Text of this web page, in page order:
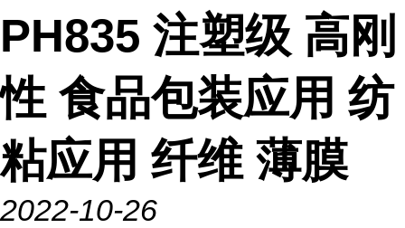
PH835 注塑级 高刚
性 食品包装应用 纺
粘应用 纤维 薄膜
2022-10-26